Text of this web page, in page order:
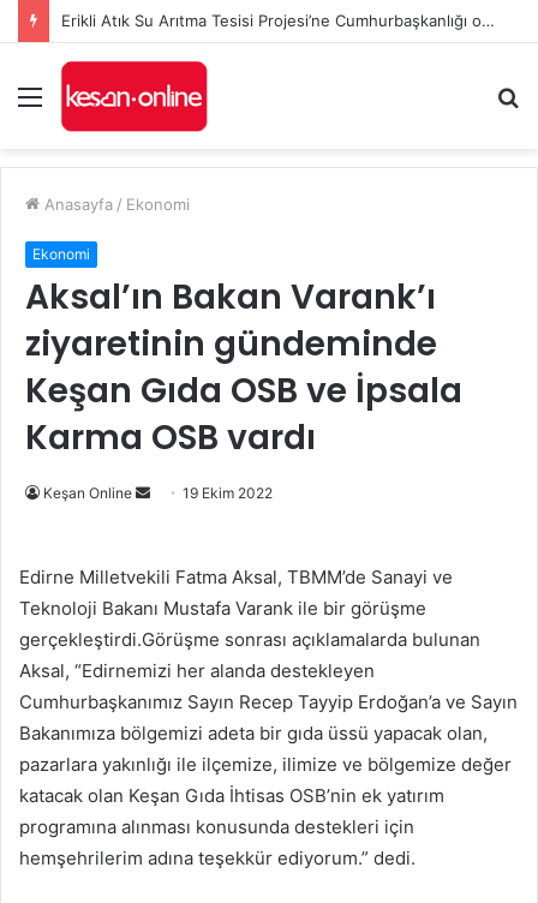
Erikli Atık Su Arıtma Tesisi Projesi’ne Cumhurbaşkanlığı onayı
Menü
...
Anasayfa / Ekonomi
Ekonomi
Aksal’ın Bakan Varank’ı
ziyaretinin gündeminde
Keşan Gıda OSB ve İpsala
Karma OSB vardı
Keşan Online
Bir
göndermek
19 Ekim 2022
Edirne Milletvekili Fatma Aksal, TBMM’de Sanayi ve
Teknoloji Bakanı Mustafa Varank ile bir görüşme
gerçekleştirdi.Görüşme sonrası açıklamalarda bulunan
Aksal, “Edirnemizi her alanda destekleyen
Cumhurbaşkanımız Sayın Recep Tayyip Erdoğan’a ve Sayın
Bakanımıza bölgemizi adeta bir gıda üssü yapacak olan,
pazarlara yakınlığı ile ilçemize, ilimize ve bölgemize değer
katacak olan Keşan Gıda İhtisas OSB’nin ek yatırım
programına alınması konusunda destekleri için
hemşehrilerim adına teşekkür ediyorum.” dedi.